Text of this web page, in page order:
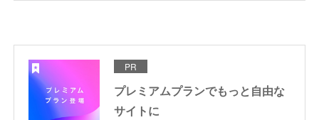
PR
プレミアムプランでもっと自由な
サイトに